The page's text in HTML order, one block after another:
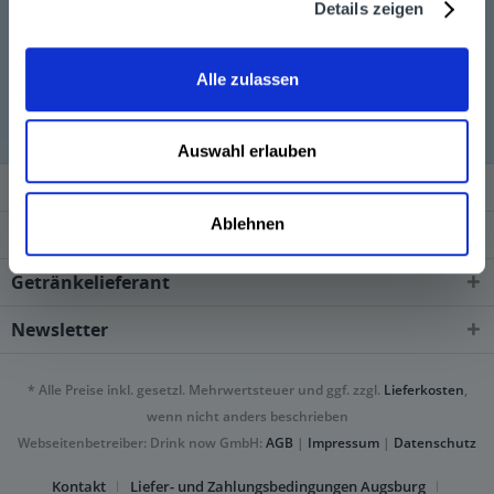
Details zeigen
Alle zulassen
Auswahl erlauben
Ablehnen
Puschkin wird in den folgenden Regionen, Städten,
Service Hotline
Getränkelieferant
Newsletter
* Alle Preise inkl. gesetzl. Mehrwertsteuer und ggf. zzgl. Lieferkosten,
wenn nicht anders beschrieben
Webseitenbetreiber: Drink now GmbH: AGB | Impressum | Datenschutz
Kontakt Liefer- und Zahlungsbedingungen Augsburg